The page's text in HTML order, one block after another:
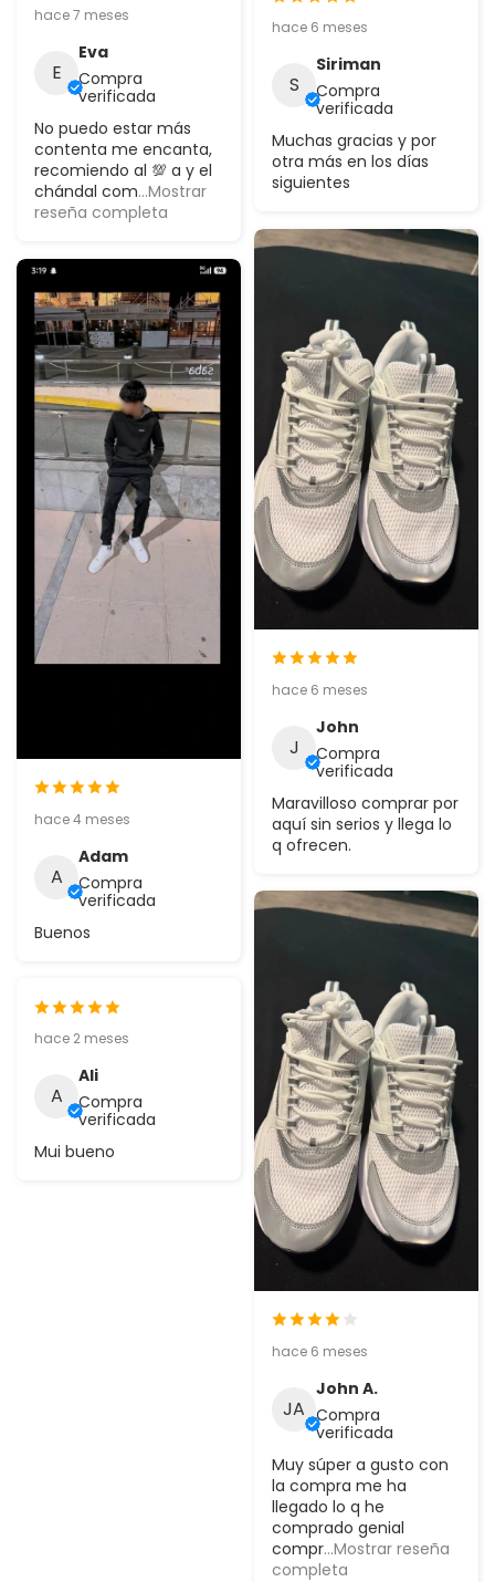
hace 7 meses
E
Eva
Compra
verificada
No puedo estar más
contenta me encanta,
recomiendo al 💯 a y el
chándal com...Mostrar
reseña completa
hace 6 meses
S
Siriman
Compra
verificada
Muchas gracias y por
otra más en los días
siguientes
hace 6 meses
J
John
Compra
verificada
Maravilloso comprar por
aquí sin serios y llega lo
q ofrecen.
hace 4 meses
A
Adam
Compra
verificada
Buenos
hace 6 meses
JA
John A.
Compra
verificada
Muy súper a gusto con
la compra me ha
llegado lo q he
comprado genial
compr...Mostrar reseña
completa
hace 2 meses
A
Ali
Compra
verificada
Mui bueno